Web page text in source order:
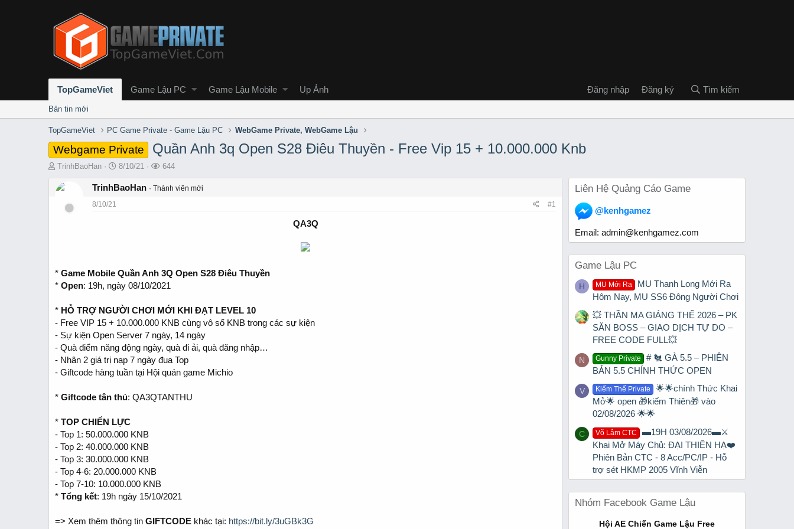
TopGameViet Game Lậu PC Game Lậu Mobile Up Ảnh Đăng nhập Đăng ký Tìm kiếm
Bản tin mới
TopGameViet PC Game Private - Game Lậu PC WebGame Private, WebGame Lậu
Webgame Private Quần Anh 3q Open S28 Điêu Thuyền - Free Vip 15 + 10.000.000 Knb
T
r
t
e
TrinhBaoHan
S
a
8/10/21
L
ợ
644
TrinhBaoHan
Thành viên mới
8/10/21
#1
QA3Q
* Game Mobile Quần Anh 3Q Open S28 Điêu Thuyền
* Open: 19h, ngày 08/10/2021
* HỖ TRỢ NGƯỜI CHƠI MỚI KHI ĐẠT LEVEL 10
- Free VIP 15 + 10.000.000 KNB cùng vô số KNB trong các sự kiện
- Sự kiện Open Server 7 ngày, 14 ngày
- Quà điểm năng động ngày, quà đi ải, quà đăng nhập…
- Nhân 2 giá trị nạp 7 ngày đua Top
- Giftcode hàng tuần tại Hội quán game Michio
* Giftcode tân thủ: QA3QTANTHU
* TOP CHIẾN LỰC
- Top 1: 50.000.000 KNB
- Top 2: 40.000.000 KNB
- Top 3: 30.000.000 KNB
- Top 4-6: 20.000.000 KNB
- Top 7-10: 10.000.000 KNB
* Tổng kết: 19h ngày 15/10/2021
=> Xem thêm thông tin GIFTCODE khác tại: https://bit.ly/3uGBk3G
Liên Hệ Quảng Cáo Game
@kenhgamez
Email: admin@kenhgamez.com
Game Lậu PC
H MU Mới Ra
MU Thanh Long Mới Ra
Hôm Nay, MU SS6 Đông Người Chơi
💥 THẦN MA GIÁNG THẾ 2026 – PK
SĂN BOSS – GIAO DỊCH TỰ DO –
FREE CODE FULL💥
N Gunny Private
# 🐔 GÀ 5.5 – PHIÊN
BẢN 5.5 CHÍNH THỨC OPEN
V Kiếm Thế Private
🌟🌟chính Thức Khai
Mở🌟 open 🎁kiếm Thiên🎁 vào
02/08/2026 🌟🌟
C Võ Lâm CTC
▬19H 03/08/2026▬⚔️
Khai Mở Máy Chủ: ĐẠI THIÊN HẠ❤️
Phiên Bản CTC - 8 Acc/PC/IP - Hỗ
trợ sét HKMP 2005 Vĩnh Viễn
Nhóm Facebook Game Lậu
Hội AE Chiến Game Lậu Free